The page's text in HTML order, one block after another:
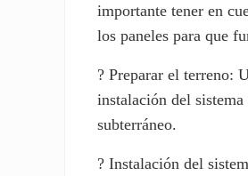
importante tener en
los paneles para que
? Preparar el terreno:
instalación del
subterráneo.
? Instalación del